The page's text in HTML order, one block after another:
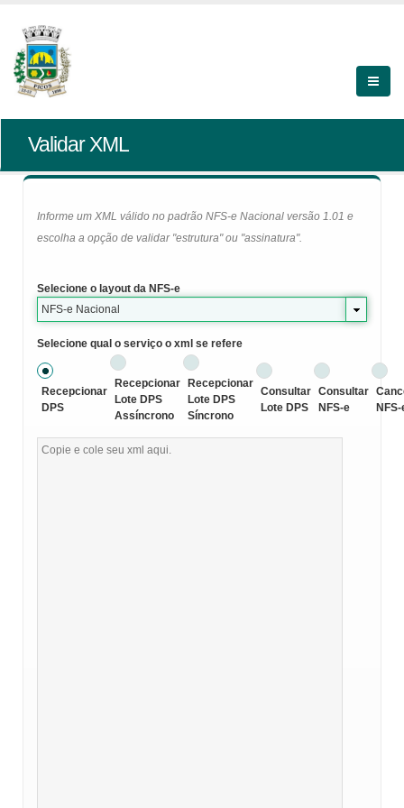
Validar XML
Informe um XML válido no padrão NFS-e Nacional versão 1.01 e
escolha a opção de validar "estrutura" ou "assinatura".
Selecione o layout da NFS-e
NFS-e Nacional
Selecione qual o serviço o xml se refere
Recepcionar
DPS
Recepcionar
Lote DPS
Assíncrono
Recepcionar
Lote DPS
Síncrono
Consultar
Lote DPS
Consultar
NFS-e
NFS-